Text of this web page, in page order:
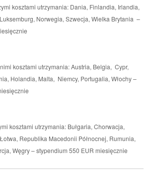
kosztami utrzymania: Dania, Finlandia, Irlandia,
Norwegia, Szwecja, Wielka Brytania –
kosztami utrzymania: Austria, Belgia, Cypr,
Holandia, Malta, Niemcy, Portugalia, Włochy –
kosztami utrzymania: Bułgaria, Chorwacja,
Republika Macedonii Północnej, Rumunia,
Węgry – stypendium 550 EUR miesięcznie